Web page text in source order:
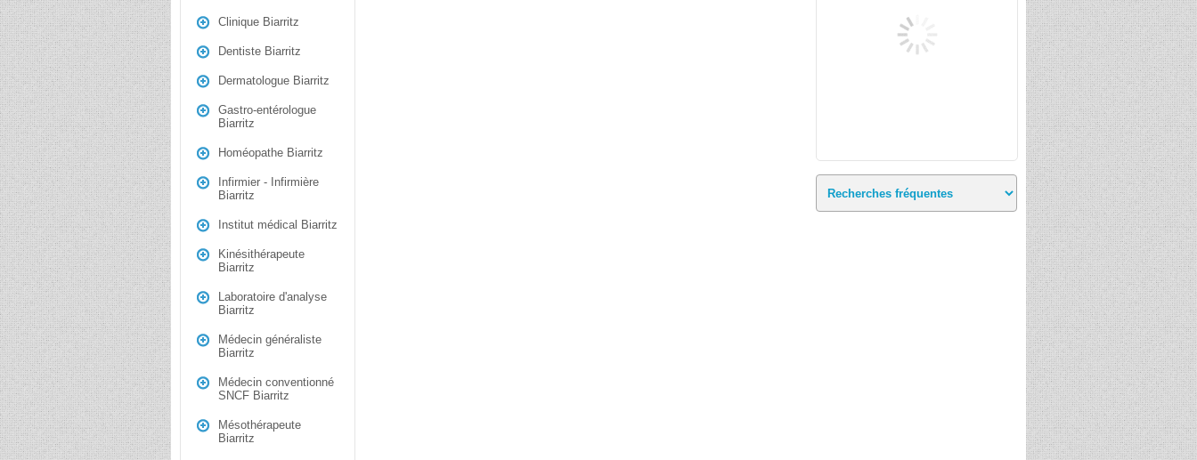
Clinique Biarritz
Dentiste Biarritz
Dermatologue Biarritz
Gastro-entérologue
Biarritz
Homéopathe Biarritz
Infirmier - Infirmière
Biarritz
Institut médical Biarritz
Kinésithérapeute
Biarritz
Laboratoire d'analyse
Biarritz
Médecin généraliste
Biarritz
Médecin conventionné
SNCF Biarritz
Mésothérapeute
Biarritz